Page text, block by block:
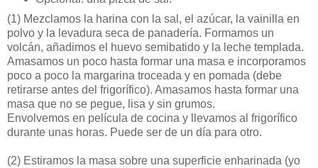
(1) Mezclamos la harina con la sal, el azúcar, la vainilla en
polvo y la levadura seca de panadería. Formamos un
volcán, añadimos el huevo semibatido y la leche templada.
Amasamos un poco hasta formar una masa e incorporamos
poco a poco la margarina troceada y en pomada (debe
retirarse antes del frigorífico). Amasamos hasta formar una
masa que no se pegue, lisa y sin grumos.
Envolvemos en película de cocina y llevamos al frigorífico
durante unas horas. Puede ser de un día para otro.
(2) Estiramos la masa sobre una superficie enharinada (yo